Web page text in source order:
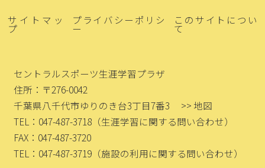
サイトマッ
プ
プライバシーポリシ
ー
このサイトについ
て
セントラルスポーツ生涯学習プラザ
住所：〒276-0042
千葉県八千代市ゆりのき台3丁目7番3
>> 地図
TEL：047-487-3718 （生涯学習に関する問い合わせ）
FAX：047-487-3720
TEL：047-487-3719 （施設の利用に関する問い合わせ）